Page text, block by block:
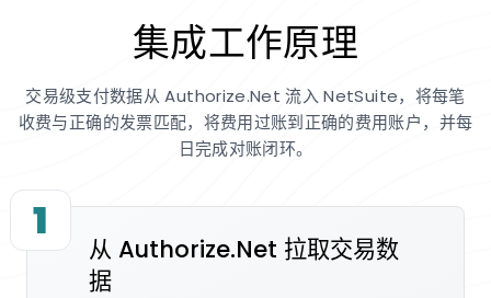
集成工作原理
交易级支付数据从 Authorize.Net 流入 NetSuite，将每笔
收费与正确的发票匹配，将费用过账到正确的费用账户，并每
日完成对账闭环。
1
从 Authorize.Net 拉取交易数
据